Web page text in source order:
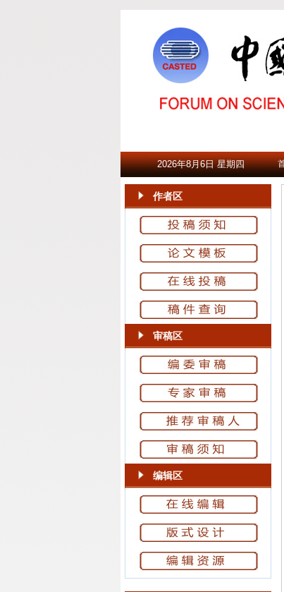
2026年8月6日 星期四
作者区
审稿区
编辑区